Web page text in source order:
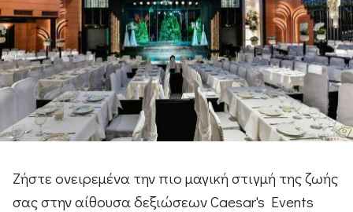
Ζήστε ονειρεμένα την πιο μαγική στιγμή της ζωής
σας στην αίθουσα δεξιώσεων Caesar's Events